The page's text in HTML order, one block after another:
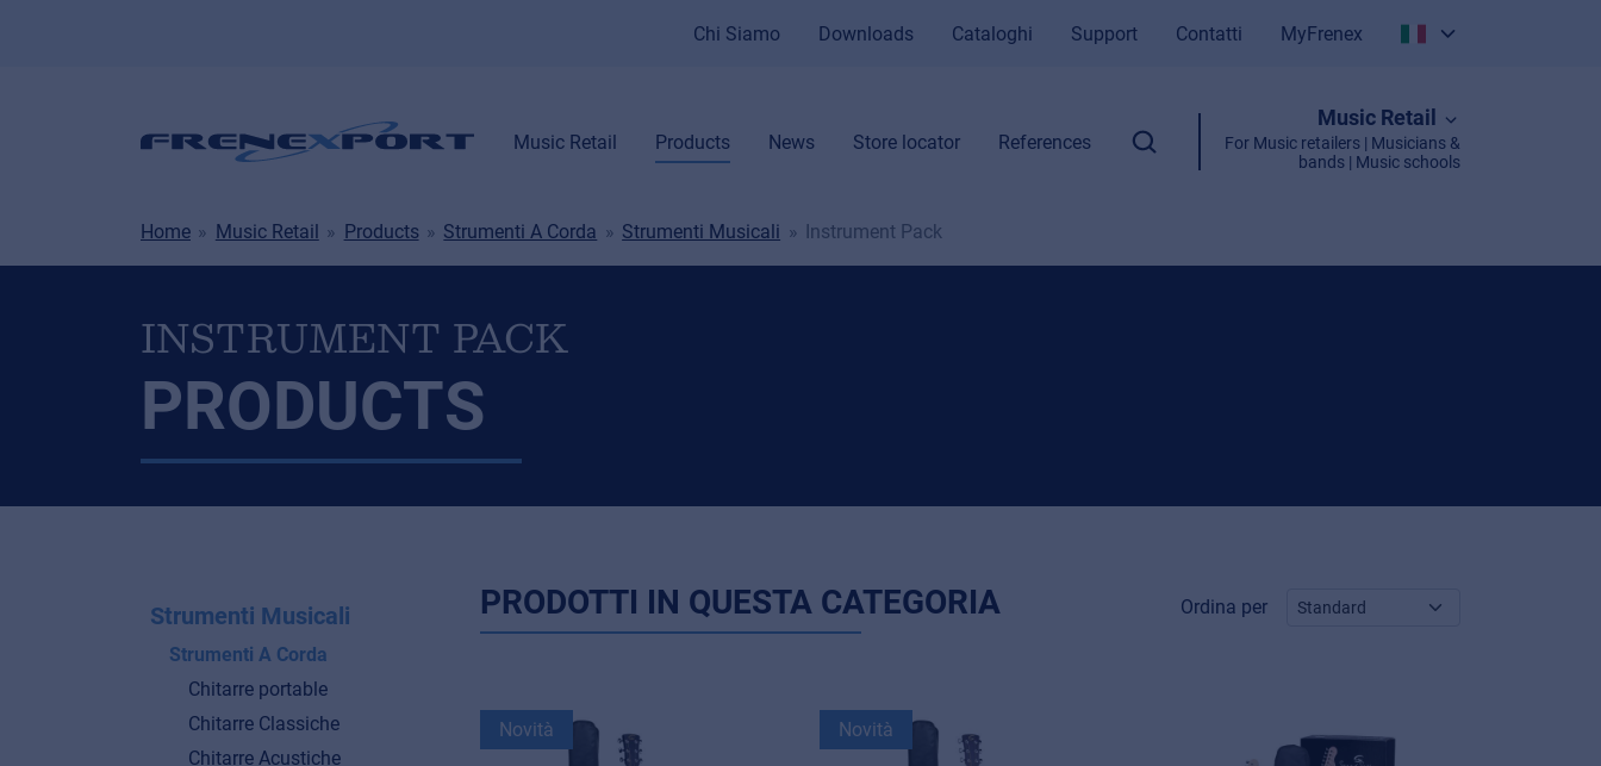
Chi Siamo Downloads Cataloghi Support Contatti
MyFrenex
English
Music Retail
Products News Store locator References
Music Retail
For Music retailers | Musicians &
bands | Music schools
Home Music Retail Products Strumenti A Corda Strumenti Musicali Instrument Pack
INSTRUMENT PACK
PRODUCTS
Strumenti Musicali
Strumenti A Corda
Chitarre portable
Chitarre Classiche
Chitarre Acustiche
PRODOTTI IN QUESTA CATEGORIA Ordina per
Novità Novità